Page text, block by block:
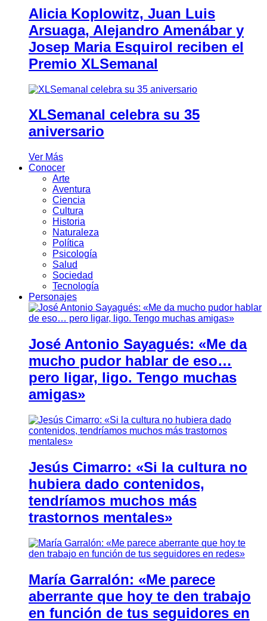
Alicia Koplowitz, Juan Luis
Arsuaga, Alejandro Amenábar y
Josep Maria Esquirol reciben el
Premio XLSemanal
XLSemanal celebra su 35
aniversario
Ver Más
Conocer
Arte
Aventura
Ciencia
Cultura
Historia
Naturaleza
Política
Psicología
Salud
Sociedad
Tecnología
Personajes
José Antonio Sayagués: «Me da
mucho pudor hablar de eso…
pero ligar, ligo. Tengo muchas
amigas»
Jesús Cimarro: «Si la cultura no
hubiera dado contenidos,
tendríamos muchos más
trastornos mentales»
María Garralón: «Me parece
aberrante que hoy te den trabajo
en función de tus seguidores en